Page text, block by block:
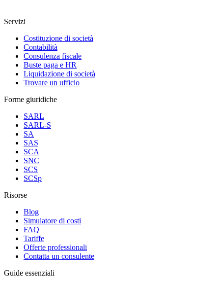
Servizi
Costituzione di società
Contabilità
Consulenza fiscale
Buste paga e HR
Liquidazione di società
Trovare un ufficio
Forme giuridiche
SARL
SARL-S
SA
SAS
SCA
SNC
SCS
SCSp
Risorse
Blog
Simulatore di costi
FAQ
Tariffe
Offerte professionali
Contatta un consulente
Guide essenziali